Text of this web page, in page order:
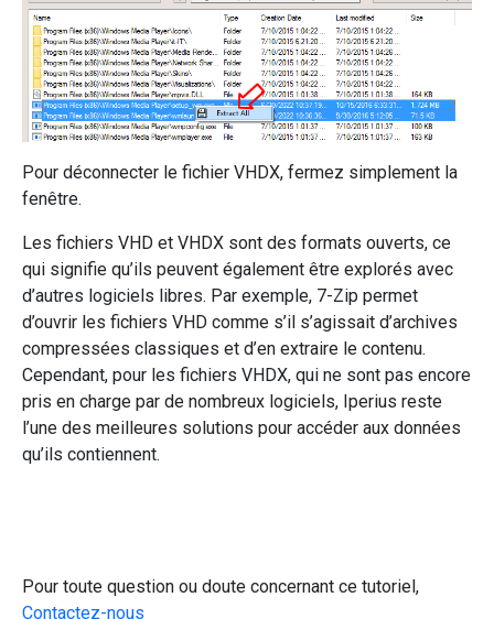
Pour déconnecter le fichier VHDX, fermez simplement la
fenêtre.
Les fichiers VHD et VHDX sont des formats ouverts, ce
qui signifie qu’ils peuvent également être explorés avec
d’autres logiciels libres. Par exemple, 7-Zip permet
d’ouvrir les fichiers VHD comme s’il s’agissait d’archives
compressées classiques et d’en extraire le contenu.
Cependant, pour les fichiers VHDX, qui ne sont pas encore
pris en charge par de nombreux logiciels, Iperius reste
l’une des meilleures solutions pour accéder aux données
qu’ils contiennent.
Pour toute question ou doute concernant ce tutoriel,
Contactez-nous